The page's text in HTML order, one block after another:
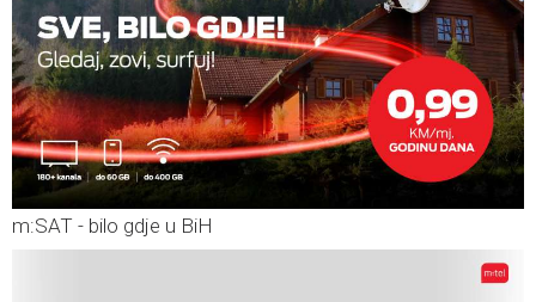
m:SAT - bilo gdje u BiH